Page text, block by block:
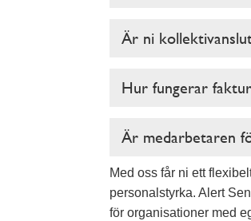
Är ni
Hur fungerar
Är medarbetaren
Med oss får ni ett
personalstyrka. Alert
för organisationer med